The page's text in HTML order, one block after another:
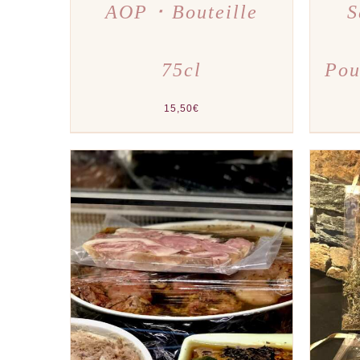
AOP ･ Bouteille
75cl
15,50€
AJOUTER AU PANIER / APERÇU